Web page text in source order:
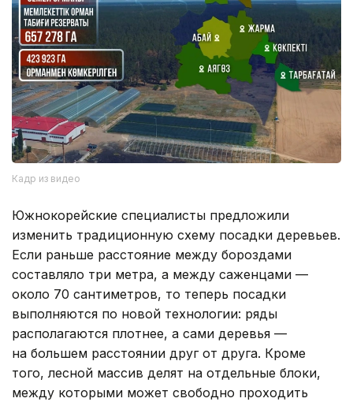
Кадр из видео
Южнокорейские специалисты предложили
изменить традиционную схему посадки деревьев.
Если раньше расстояние между бороздами
составляло три метра, а между саженцами —
около 70 сантиметров, то теперь посадки
выполняются по новой технологии: ряды
располагаются плотнее, а сами деревья —
на большем расстоянии друг от друга. Кроме
того, лесной массив делят на отдельные блоки,
между которыми может свободно проходить